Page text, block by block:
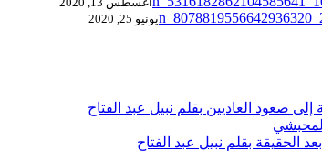
يونيو 25, 2020
صعود العاديين بقلم نبيل عبد الفتاح
الحقيقة بقلم نبيل عبد الفتاح